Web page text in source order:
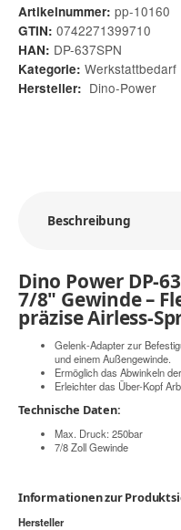
Artikelnummer: pp-10160
GTIN: 0742271399710
HAN: DP-637SPN
Kategorie: Werkstattbedarf
Hersteller: Dino-Power
Beschreibung
Dino Power DP-
7/8" Gewinde –
präzise Airless-
Gelenk-Adapter zur
und einem Außengewinde.
Ermöglich das Abwinkeln
Erleichter das Über-Kopf
Technische Daten:
Max. Druck: 250bar
7/8 Zoll Gewinde
Informationen zur
Hersteller